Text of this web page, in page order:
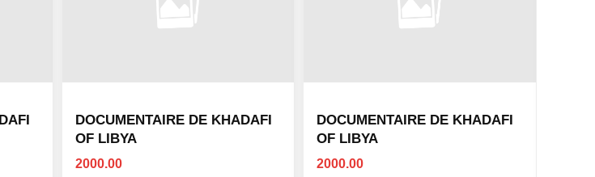
DOCUMENTAIRE DE KHADAFI
OF LIBYA
2000.00
DOCUMENTAIRE DE KHADAFI
OF LIBYA
2000.00